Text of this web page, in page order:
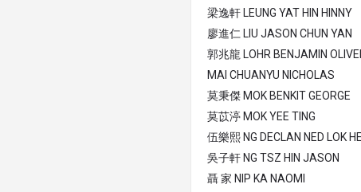
梁逸軒 LEUNG YAT HIN HINNY
廖進仁 LIU JASON CHUN YAN
郭兆龍 LOHR BENJAMIN
MAI CHUANYU NICHOLAS
莫秉傑 MOK BENKIT GEORGE
莫苡渟 MOK YEE TING
伍樂熙 NG DECLAN NED LOK
吳子軒 NG TSZ HIN JASON
聶 家 NIP KA NAOMI